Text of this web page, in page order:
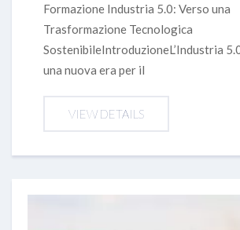
Formazione Industria 5.0: Verso una
Trasformazione Tecnologica
SostenibileIntroduzioneL’Industria
una nuova era per il
VIEW DETAILS